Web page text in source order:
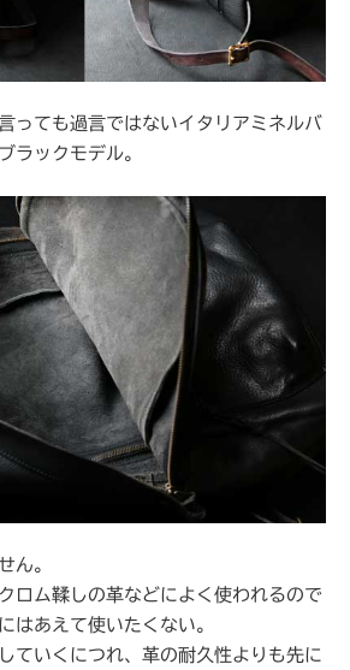
っても過言ではないイタリアミネルバ
ラックモデル。
ん。
ロム鞣しの革などによく使われるので
はあえて使いたくない。
ていくにつれ、革の耐久性よりも先に